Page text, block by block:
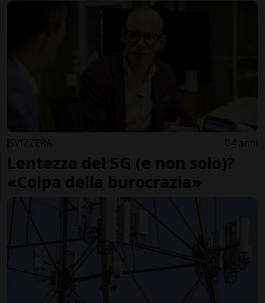
SVIZZERA 4 anni
Lentezza del 5G (e non solo)?
«Colpa della burocrazia»